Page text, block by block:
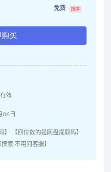
免费 推荐
购买
效
06日
】 【四位数的是网盘提取码】
索,不用问客服】